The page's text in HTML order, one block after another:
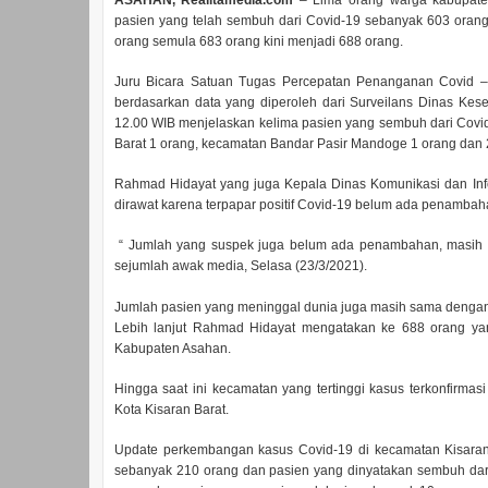
pasien yang telah sembuh dari Covid-19 sebanyak 603
orang semula 683 orang kini menjadi 688 orang.
Juru Bicara Satuan Tugas Percepatan Penanganan Covid
berdasarkan data yang diperoleh dari Surveilans Dinas
12.00 WIB menjelaskan kelima pasien yang sembuh dari
Barat 1 orang, kecamatan Bandar Pasir Mandoge 1 orang
Rahmad Hidayat yang juga Kepala Dinas Komunikasi dan
dirawat karena terpapar positif Covid-19 belum ada
“ Jumlah yang suspek juga belum ada penambahan,
sejumlah awak media, Selasa (23/3/2021).
Jumlah pasien yang meninggal dunia juga masih sama
Lebih lanjut Rahmad Hidayat mengatakan ke 688 orang
Kabupaten Asahan.
Hingga saat ini kecamatan yang tertinggi kasus
Kota Kisaran Barat.
Update perkembangan kasus Covid-19 di kecamatan
sebanyak 210 orang dan pasien yang dinyatakan sembuh